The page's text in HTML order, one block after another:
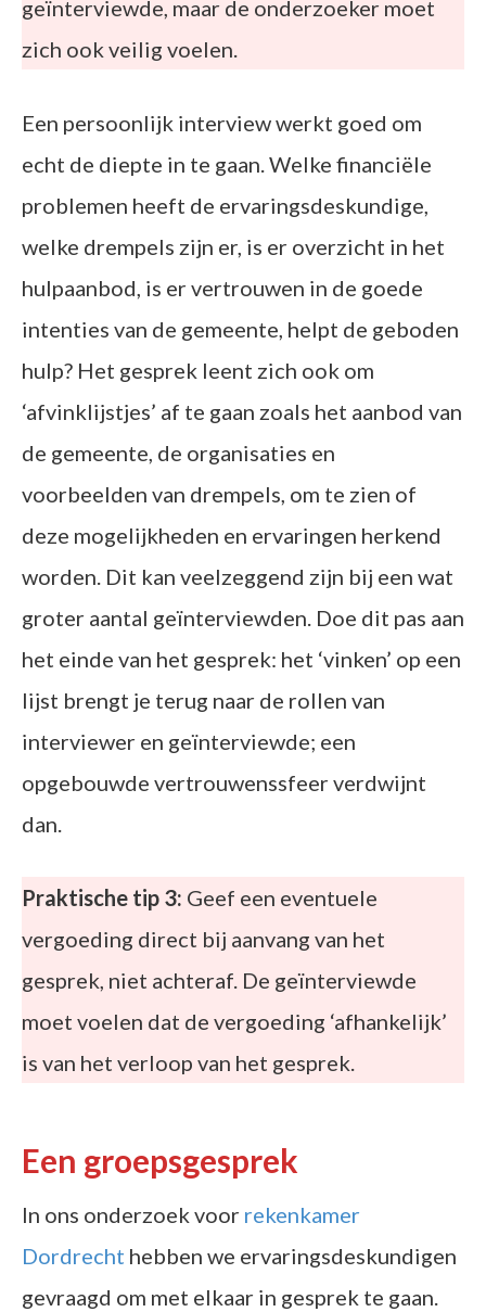
geïnterviewde, maar de onderzoeker moet
zich ook veilig voelen.
Een persoonlijk interview werkt goed om
echt de diepte in te gaan. Welke financiële
problemen heeft de ervaringsdeskundige,
welke drempels zijn er, is er overzicht in het
hulpaanbod, is er vertrouwen in de goede
intenties van de gemeente, helpt de geboden
hulp? Het gesprek leent zich ook om
‘afvinklijstjes’ af te gaan zoals het aanbod van
de gemeente, de organisaties en
voorbeelden van drempels, om te zien of
deze mogelijkheden en ervaringen herkend
worden. Dit kan veelzeggend zijn bij een wat
groter aantal geïnterviewden. Doe dit pas aan
het einde van het gesprek: het ‘vinken’ op een
lijst brengt je terug naar de rollen van
interviewer en geïnterviewde; een
opgebouwde vertrouwenssfeer verdwijnt
dan.
Praktische tip 3: Geef een eventuele
vergoeding direct bij aanvang van het
gesprek, niet achteraf. De geïnterviewde
moet voelen dat de vergoeding ‘afhankelijk’
is van het verloop van het gesprek.
Een groepsgesprek
In ons onderzoek voor rekenkamer
Dordrecht hebben we ervaringsdeskundigen
gevraagd om met elkaar in gesprek te gaan.